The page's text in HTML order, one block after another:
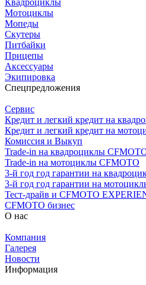
Квадроциклы
Мотоциклы
Мопеды
Скутеры
Питбайки
Прицепы
Аксессуары
Экипировка
Спецпредложения
Сервис
Кредит и легкий кредит на
Кредит и легкий кредит на
Комиссия и Выкуп
Trade-in на квадроциклы
Trade-in на мотоциклы CFMOTO
3-й год год гарантии на
3-й год год гарантии на
Тест-драйв и CFMOTO
CFMOTO бизнес
О нас
Компания
Галерея
Новости
Информация